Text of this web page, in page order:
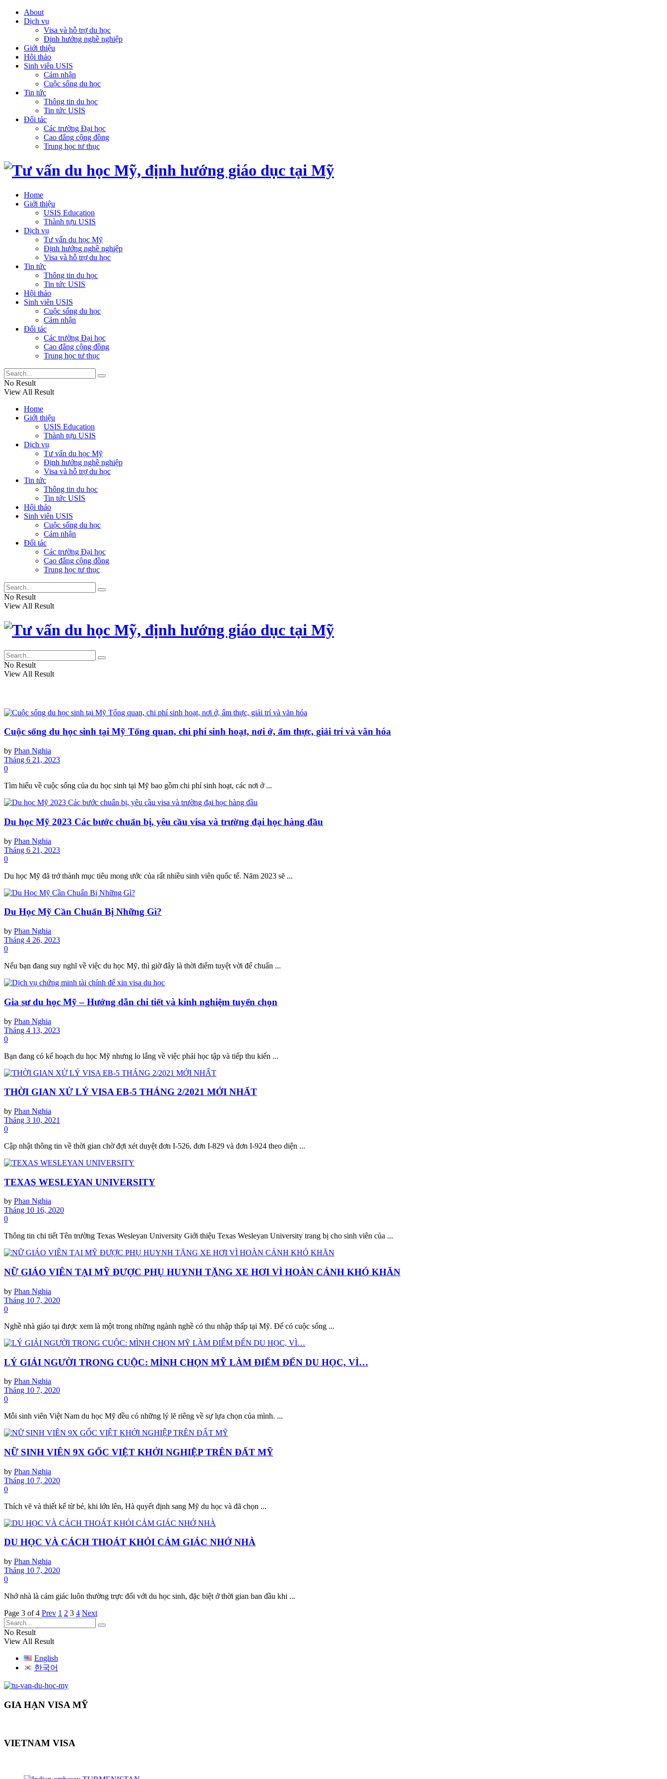
About
Dịch vụ
Visa và hỗ trợ du học
Định hướng nghề nghiệp
Giới thiệu
Hội thảo
Sinh viên USIS
Cảm nhận
Cuộc sống du học
Tin tức
Thông tin du học
Tin tức USIS
Đối tác
Các trường Đại học
Cao đẳng cộng đồng
Trung học tư thục
Home
Giới thiệu
USIS Education
Thành tựu USIS
Dịch vụ
Tư vấn du học Mỹ
Định hướng nghề nghiệp
Visa và hỗ trợ du học
Tin tức
Thông tin du học
Tin tức USIS
Hội thảo
Sinh viên USIS
Cuộc sống du học
Cảm nhận
Đối tác
Các trường Đại học
Cao đẳng cộng đồng
Trung học tư thục
No Result
View All Result
Home
Giới thiệu
USIS Education
Thành tựu USIS
Dịch vụ
Tư vấn du học Mỹ
Định hướng nghề nghiệp
Visa và hỗ trợ du học
Tin tức
Thông tin du học
Tin tức USIS
Hội thảo
Sinh viên USIS
Cuộc sống du học
Cảm nhận
Đối tác
Các trường Đại học
Cao đẳng cộng đồng
Trung học tư thục
No Result
View All Result
No Result
View All Result
Cuộc sống du học sinh tại Mỹ Tổng quan, chi phí sinh hoạt, nơi ở, ẩm thực, giải trí và văn hóa
by Phan Nghia
Tháng 6 21, 2023
0
Tìm hiểu về cuộc sống của du học sinh tại Mỹ bao gồm chi phí sinh hoạt, các nơi ở ...
Du học Mỹ 2023 Các bước chuẩn bị, yêu cầu visa và trường đại học hàng đầu
by Phan Nghia
Tháng 6 21, 2023
0
Du học Mỹ đã trở thành mục tiêu mong ước của rất nhiều sinh viên quốc tế. Năm 2023 sẽ ...
Du Học Mỹ Cần Chuẩn Bị Những Gì?
by Phan Nghia
Tháng 4 26, 2023
0
Nếu bạn đang suy nghĩ về việc du học Mỹ, thì giờ đây là thời điểm tuyệt vời để chuẩn ...
Gia sư du học Mỹ – Hướng dẫn chi tiết và kinh nghiệm tuyển chọn
by Phan Nghia
Tháng 4 13, 2023
0
Bạn đang có kế hoạch du học Mỹ nhưng lo lắng về việc phải học tập và tiếp thu kiến ...
THỜI GIAN XỬ LÝ VISA EB-5 THÁNG 2/2021 MỚI NHẤT
by Phan Nghia
Tháng 3 10, 2021
0
Cập nhật thông tin về thời gian chờ đợi xét duyệt đơn I-526, đơn I-829 và đơn I-924 theo diện ...
TEXAS WESLEYAN UNIVERSITY
by Phan Nghia
Tháng 10 16, 2020
0
Thông tin chi tiết Tên trường Texas Wesleyan University Giới thiệu Texas Wesleyan University trang bị cho sinh viên của ...
NỮ GIÁO VIÊN TẠI MỸ ĐƯỢC PHỤ HUYNH TẶNG XE HƠI VÌ HOÀN CẢNH KHÓ KHĂN
by Phan Nghia
Tháng 10 7, 2020
0
Nghề nhà giáo tại được xem là một trong những ngành nghề có thu nhập thấp tại Mỹ. Để có cuộc sống ...
LÝ GIẢI NGƯỜI TRONG CUỘC: MÌNH CHỌN MỸ LÀM ĐIỂM ĐẾN DU HỌC, VÌ…
by Phan Nghia
Tháng 10 7, 2020
0
Mỗi sinh viên Việt Nam du học Mỹ đều có những lý lẽ riêng về sự lựa chọn của mình. ...
NỮ SINH VIÊN 9X GỐC VIỆT KHỞI NGHIỆP TRÊN ĐẤT MỸ
by Phan Nghia
Tháng 10 7, 2020
0
Thích vẽ và thiết kế từ bé, khi lớn lên, Hà quyết định sang Mỹ du học và đã chọn ...
DU HỌC VÀ CÁCH THOÁT KHỎI CẢM GIÁC NHỚ NHÀ
by Phan Nghia
Tháng 10 7, 2020
0
Nhớ nhà là cảm giác luôn thường trực đối với du học sinh, đặc biệt ở thời gian ban đầu khi ...
Page 3 of 4 Prev 1 2 3 4 Next
No Result
View All Result
English
한국어
GIA HẠN VISA MỸ
VIETNAM VISA